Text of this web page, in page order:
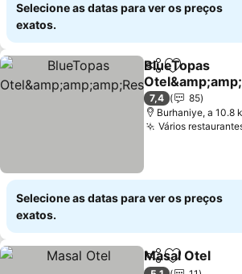
Selecione as datas para ver os preços
exatos.
PartilharAdicionar
BlueTopas
aurant
7,4
85
Burhaniye, a 10.8
Vários
Selecione as datas para ver os preços
exatos.
PartilharAdicionar
Masal Otel